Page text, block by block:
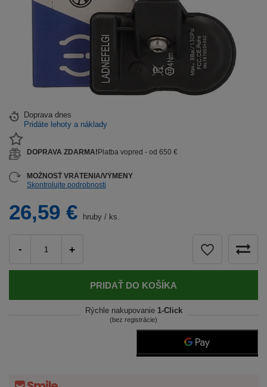
26,59 € hruby / ks.
- +
PRIDAŤ DO KOŠÍKA
Rýchle nakupovanie 1-Click
(bez registrácie)
Doprava dnes
Pridáte lehoty a náklady
DOPRAVA ZDARMA! Platba vopred - od 650 €
MOŽNOSŤ VRÁTENIA/VÝMENY
Skontrolujte podrobnosti